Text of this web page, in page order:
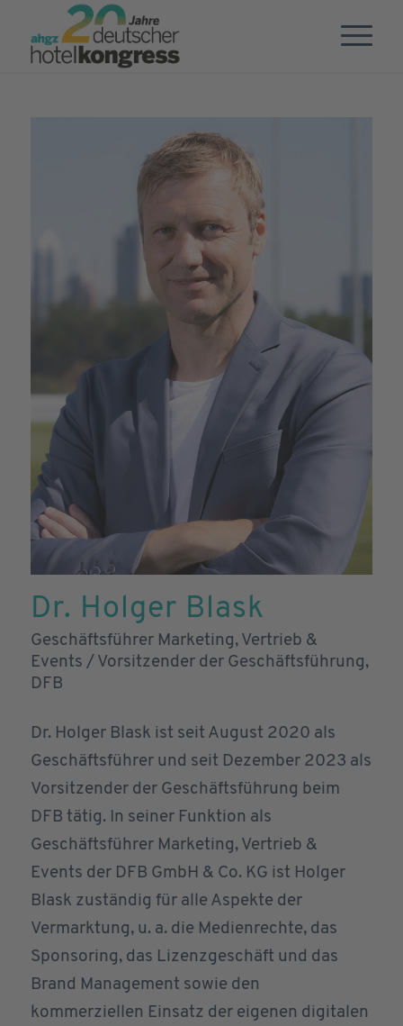
Dr. Holger Blask
Geschäftsführer Marketing, Vertrieb &
Events / Vorsitzender der Geschäftsführung,
DFB
Dr. Holger Blask ist seit August 2020 als
Geschäftsführer und seit Dezember 2023 als
Vorsitzender der Geschäftsführung beim
DFB tätig. In seiner Funktion als
Geschäftsführer Marketing, Vertrieb &
Events der DFB GmbH & Co. KG ist Holger
Blask zuständig für alle Aspekte der
Vermarktung, u. a. die Medienrechte, das
Sponsoring, das Lizenzgeschäft und das
Brand Management sowie den
kommerziellen Einsatz der eigenen digitalen